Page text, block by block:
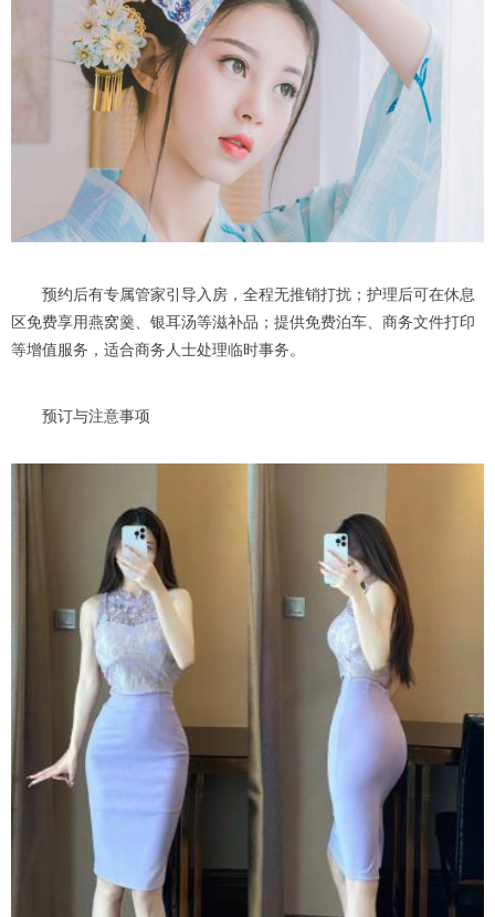
预约后有专属管家引导入房，全程无推销打扰；护理后可在休息
区免费享用燕窝羹、银耳汤等滋补品；提供免费泊车、商务文件打印
等增值服务，适合商务人士处理临时事务。
预订与注意事项